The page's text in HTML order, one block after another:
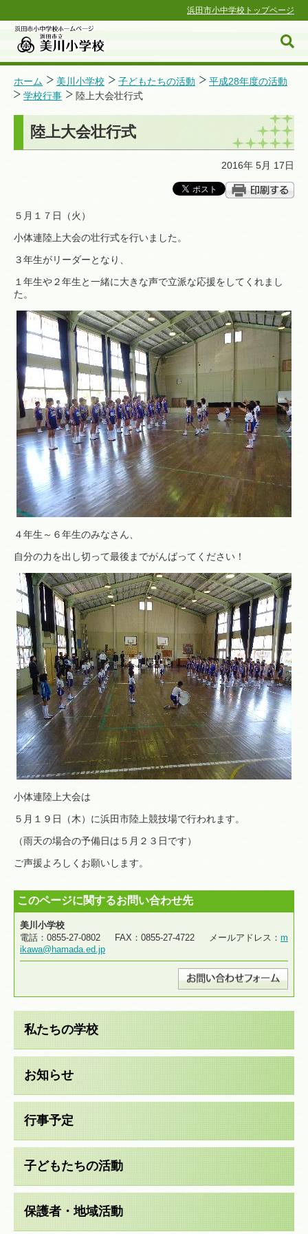
浜田市小中学校トップページ
浜田市小中学校ホームページ
ホーム 美川小学校 子どもたちの活動
平成28年度の活動
学校行事
陸上大会壮行式
陸上大会壮行式
2016年 5月 17日
５月１７日（火）
小体連陸上大会の壮行式を行いました。
３年生がリーダーとなり、
１年生や２年生と一緒に大きな声で立派な応援をしてくれまし
た。
４年生～６年生のみなさん、
自分の力を出し切って最後までがんばってください！
小体連陸上大会は
５月１９日（木）に浜田市陸上競技場で行われます。
（雨天の場合の予備日は５月２３日です）
ご声援よろしくお願いします。
このページに関するお問い合わせ先
美川小学校
電話：0855-27-0802 FAX：0855-27-4722 メールアドレス： m
ikawa@hamada.ed.jp
私たちの学校
お知らせ
行事予定
子どもたちの活動
保護者・地域活動